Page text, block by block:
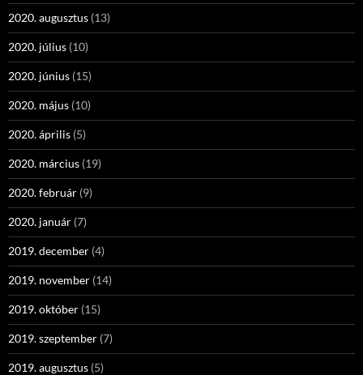
2020. augusztus (13)
2020. július (10)
2020. június (15)
2020. május (10)
2020. április (5)
2020. március (19)
2020. február (9)
2020. január (7)
2019. december (4)
2019. november (14)
2019. október (15)
2019. szeptember (7)
2019. augusztus (5)